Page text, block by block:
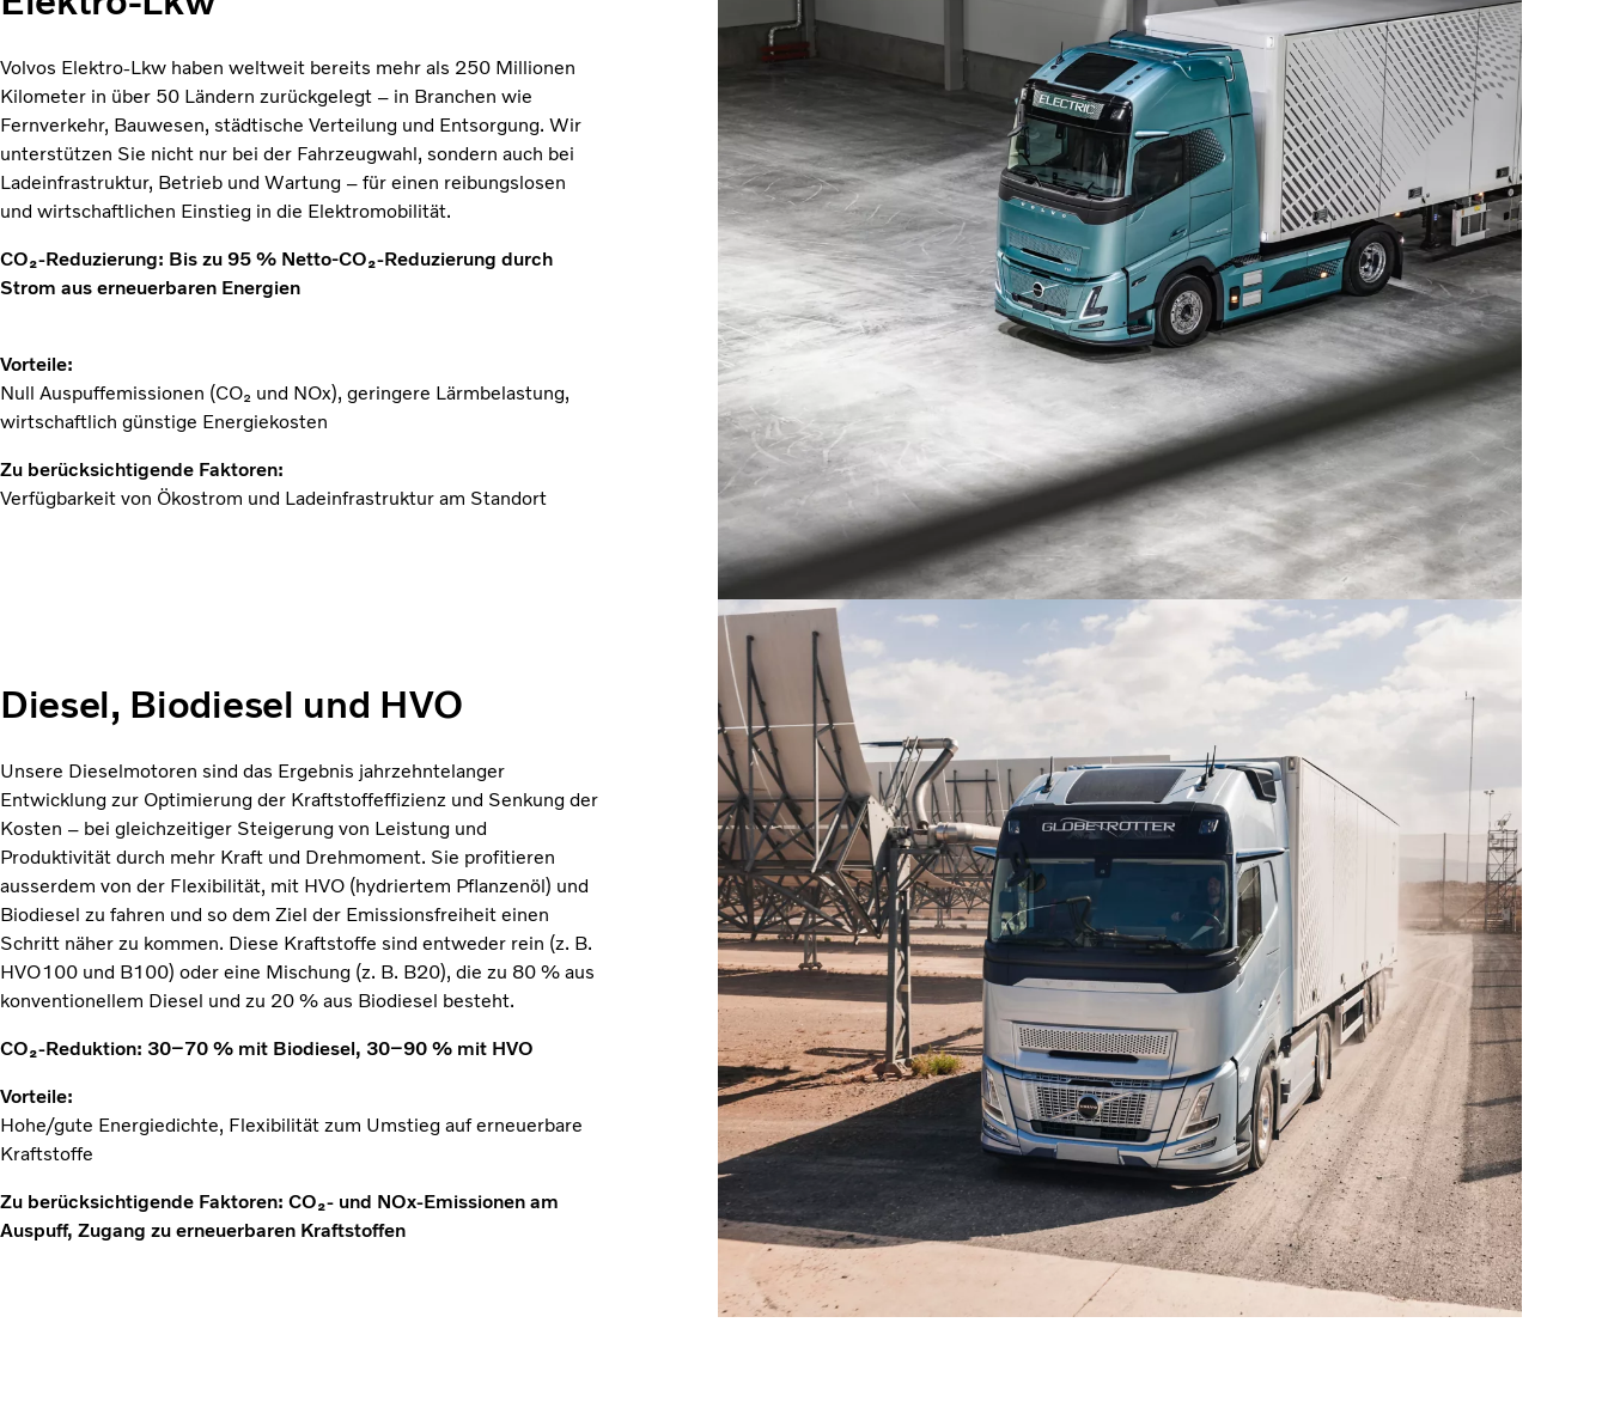
Volvos Elektro-Lkw haben weltweit bereits mehr als 250 Millionen
Kilometer in über 50 Ländern zurückgelegt – in Branchen wie
Fernverkehr, Bauwesen, städtische Verteilung und Entsorgung. Wir
unterstützen Sie nicht nur bei der Fahrzeugwahl, sondern auch bei
Ladeinfrastruktur, Betrieb und Wartung – für einen reibungslosen
und wirtschaftlichen Einstieg in die Elektromobilität.
CO₂-Reduzierung: Bis zu 95 % Netto-CO₂-Reduzierung durch
Strom aus erneuerbaren Energien
Vorteile:
Null Auspuffemissionen (CO₂ und NOx), geringere Lärmbelastung,
wirtschaftlich günstige Energiekosten
Zu berücksichtigende Faktoren:
Verfügbarkeit von Ökostrom und Ladeinfrastruktur am Standort
Diesel, Biodiesel und HVO
Unsere Dieselmotoren sind das Ergebnis jahrzehntelanger
Entwicklung zur Optimierung der Kraftstoffeffizienz und Senkung der
Kosten – bei gleichzeitiger Steigerung von Leistung und
Produktivität durch mehr Kraft und Drehmoment. Sie profitieren
ausserdem von der Flexibilität, mit HVO (hydriertem Pflanzenöl) und
Biodiesel zu fahren und so dem Ziel der Emissionsfreiheit einen
Schritt näher zu kommen. Diese Kraftstoffe sind entweder rein (z. B.
HVO100 und B100) oder eine Mischung (z. B. B20), die zu 80 % aus
konventionellem Diesel und zu 20 % aus Biodiesel besteht.
CO₂-Reduktion: 30–70 % mit Biodiesel, 30–90 % mit HVO
Vorteile:
Hohe/gute Energiedichte, Flexibilität zum Umstieg auf erneuerbare
Kraftstoffe
Zu berücksichtigende Faktoren: CO₂- und NOx-Emissionen am
Auspuff, Zugang zu erneuerbaren Kraftstoffen